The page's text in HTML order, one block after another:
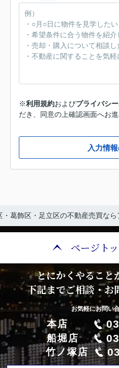
※利用規約およびプライバシ
だき、同意の上確認画面へお進
入力情
・葛飾区・足立区の不動産売買なら
ページト
とにかくやること
下記までご相談・お
お気軽にお問い
本店
船堀店
竹ノ塚店